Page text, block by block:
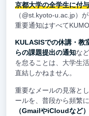
京都大学の全学生に付
（@st.kyoto-u.ac.jp）
重要通知はすべて
KULASISでの休講・教
らの課題提出の通知な
を怠ることは、大学生
直結しかねません。
重要なメールの見落と
ールを、普段から頻繁
（GmailやiCloudなど